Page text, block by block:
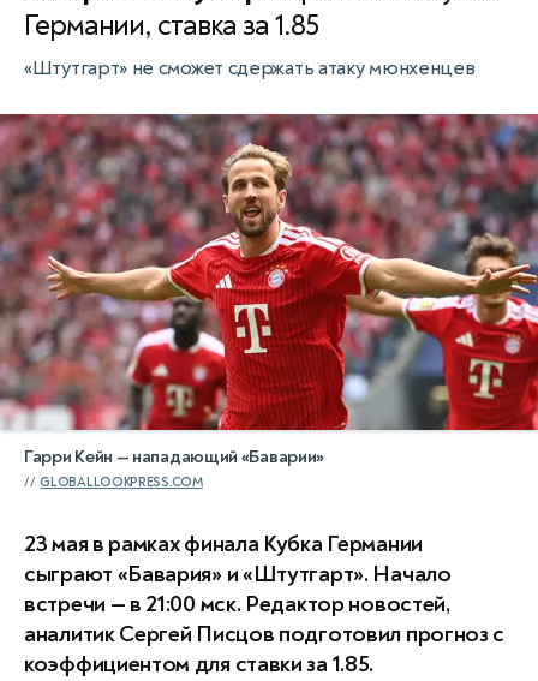
Германии, ставка за 1.85
«Штутгарт» не сможет сдержать атаку мюнхенцев
Гарри Кейн — нападающий «Баварии»
GLOBALLOOKPRESS.COM
23 мая в рамках финала Кубка Германии
сыграют «Бавария» и «Штутгарт». Начало
встречи — в 21:00 мск. Редактор новостей,
аналитик Сергей Писцов подготовил прогноз с
коэффициентом для ставки за 1.85.